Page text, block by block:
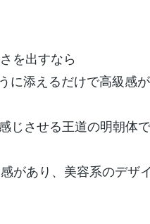
を出すなら
添えるだけで高級感が
させる王道の明朝体で
があり、美容系のデザ